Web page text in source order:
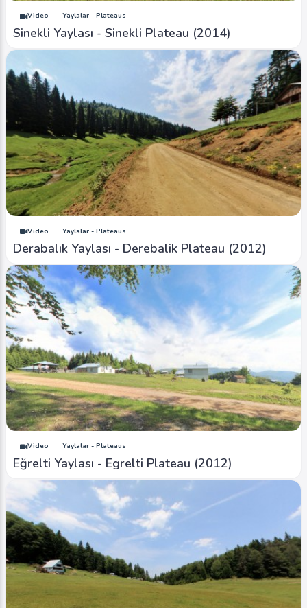
Video Yaylalar - Plateaus
Sinekli Yaylası - Sinekli Plateau (2014)
Video Yaylalar - Plateaus
Derabalık Yaylası - Derebalik Plateau (2012)
Video Yaylalar - Plateaus
Eğrelti Yaylası - Egrelti Plateau (2012)